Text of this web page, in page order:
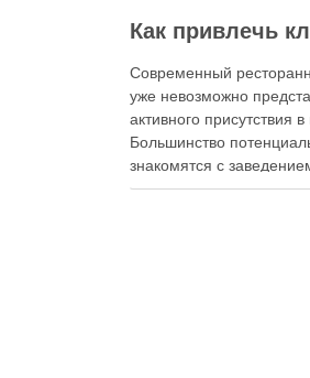
Современный
уже невозможно
активного присутствия в
Большинство
знакомятся с
первого визита: изучают